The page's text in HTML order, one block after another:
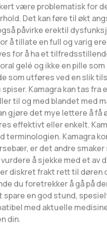
være problematisk for
Det kan føre til økt
påvirke erektil
å tillate en full og varig
for å ha et
gelé og ikke en pille
som utføres ved en slik
Kamagra kan tas
til og med blandet
gjøre det mye lettere å
effektivt eller enkelt.
terminologien. Kamagra
er det andre
å sjekke med et
diskret frakt rett til døren
du foretrekker å gå på
en god stund,
med aktuelle
din.